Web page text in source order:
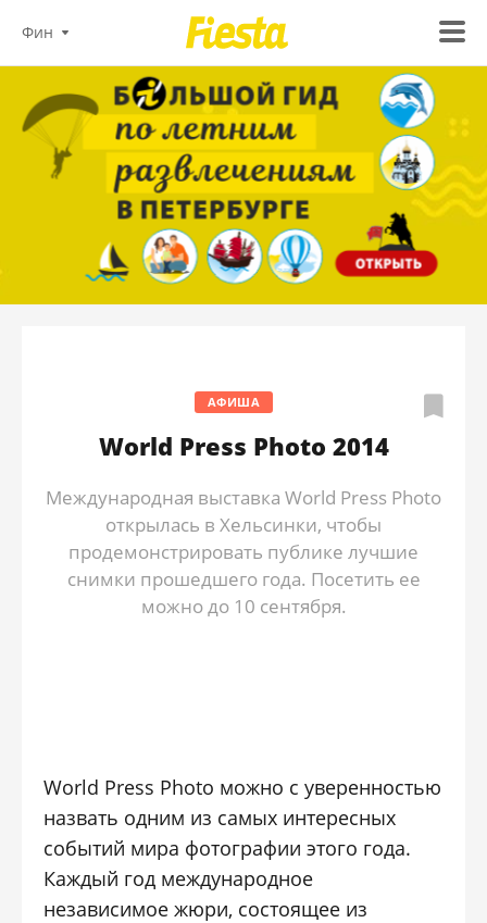
Фин
АФИША
World Press Photo 2014
Международная выставка World Press Photo
открылась в Хельсинки, чтобы
продемонстрировать публике лучшие
снимки прошедшего года. Посетить ее
можно до 10 сентября.
World Press Photo можно с уверенностью
назвать одним из самых интересных
событий мира фотографии этого года.
Каждый год международное
независимое жюри, состоящее из